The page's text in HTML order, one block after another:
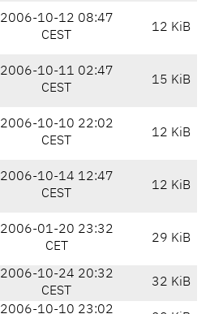
2006-10-12 08:47
CEST
12 KiB
2006-10-11 02:47
CEST
15 KiB
2006-10-10 22:02
CEST
12 KiB
2006-10-14 12:47
CEST
12 KiB
2006-01-20 23:32
CET
29 KiB
2006-10-24 20:32
CEST
32 KiB
2006-10-10 23:02